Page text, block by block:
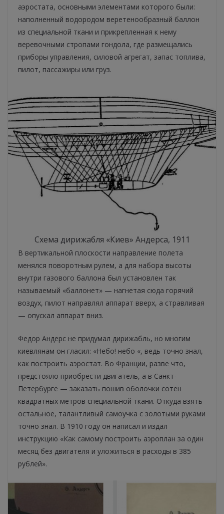
аэростата, основными элементами которого были:
наполненный водородом веретенообразный баллон
из специальной ткани и прикрепленная к нему
веревочными стропами гондола, где размещались
приборы управления, силовой агрегат, запас топлива,
пилот, пассажиры или груз.
Схема дирижабля «Киев» Андерса, 1911
В вертикальной плоскости направление полета
менялся поворотным рулем, а для набора высоты
внутри газового баллона был установлен так
называемый «баллонет» — нагнетая сюда горячий
воздух, пилот направлял аппарат вверх, а стравливая
— опускал аппарат вниз.
Федор Андерс не придумал дирижабль, но многим
киевлянам он гласил: «Небо! небо «, ведь точно знал,
как построить аэростат. Во Франции, разве что,
предстояло приобрести двигатель, а в Санкт-
Петербурге — заказать пошив оболочки сотен
квадратных метров специальной ткани. Откуда взять
остальное, талантливый самоучка с золотыми руками
точно знал. В 1910 году он написал и издал
инструкцию «Как самому построить аэроплан за один
месяц без двигателя и уложиться в расходы в 385
рублей».